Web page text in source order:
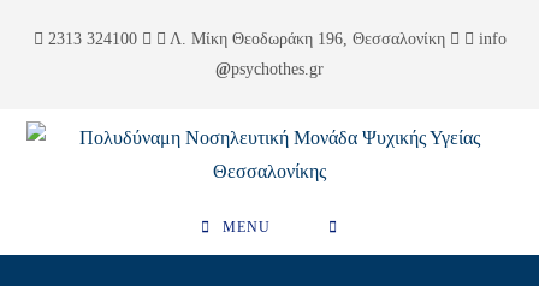
περιεχόμενο
2313 324100 Λ. Μίκη Θεοδωράκη 196, Θεσσαλονίκη
info
psychothes.gr
MENU